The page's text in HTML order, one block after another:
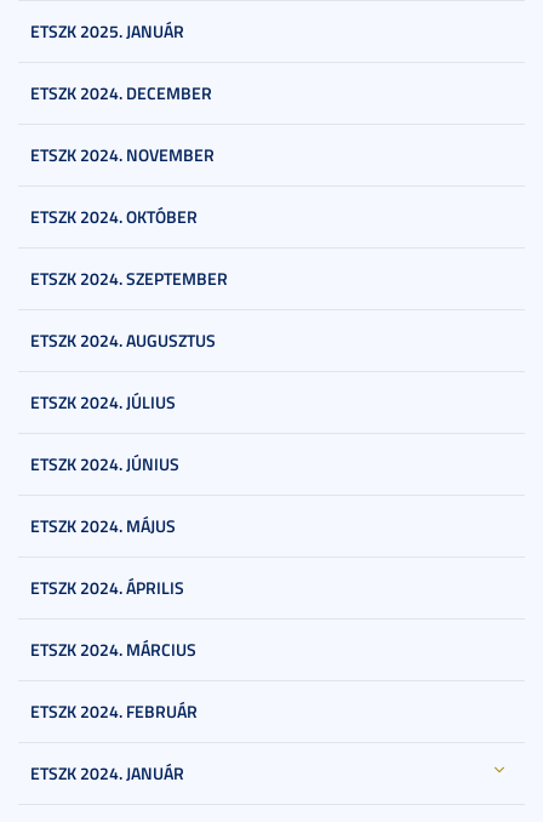
ETSZK 2025. JANUÁR
ETSZK 2024. DECEMBER
ETSZK 2024. NOVEMBER
ETSZK 2024. OKTÓBER
ETSZK 2024. SZEPTEMBER
ETSZK 2024. AUGUSZTUS
ETSZK 2024. JÚLIUS
ETSZK 2024. JÚNIUS
ETSZK 2024. MÁJUS
ETSZK 2024. ÁPRILIS
ETSZK 2024. MÁRCIUS
ETSZK 2024. FEBRUÁR
ETSZK 2024. JANUÁR